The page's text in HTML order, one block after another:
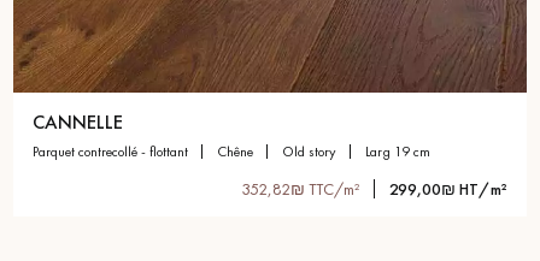
CANNELLE
parquet contrecollé - flottant chêne old story larg 19 cm
352,82₪ TTC/m² 299,00₪ HT/m²